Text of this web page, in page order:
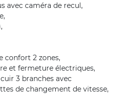
avec caméra de recul,
confort 2 zones,
et fermeture électriques,
3 branches avec
de changement de vitesse,